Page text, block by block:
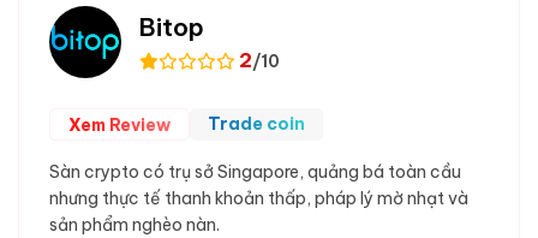
Bitop
2/10
Xem Review Trade coin
Sàn crypto có trụ sở Singapore, quảng bá toàn cầu
nhưng thực tế thanh khoản thấp, pháp lý mờ nhạt và
sản phẩm nghèo nàn.